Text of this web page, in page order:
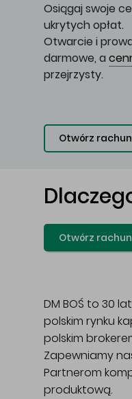
Osiągaj swoje
ukrytych opłat.
Otwarcie i
darmowe, a
przejrzysty.
Otwórz
Otwórz
DM BOŚ to 30
polskim rynku
polskim
Zapewniamy
Partnerom
produktową.